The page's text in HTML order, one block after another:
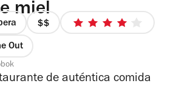
miel
precio
4
estrellas
Out
de auténtica comida